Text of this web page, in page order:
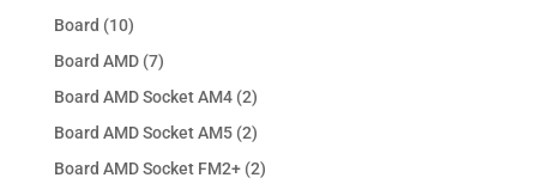
producto
Board 1010
productos
Board AMD 77
productos
Board AMD Socket AM4 22
productos
Board AMD Socket AM5 22
productos
Board AMD Socket FM2+ 22